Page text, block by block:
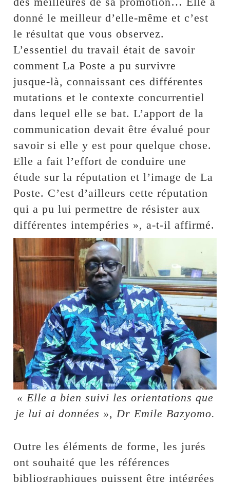
donné le meilleur d’elle-même et c’est
le résultat que vous observez.
L’essentiel du travail était de savoir
comment La Poste a pu survivre
jusque-là, connaissant ces différentes
mutations et le contexte concurrentiel
dans lequel elle se bat. L’apport de la
communication devait être évalué pour
savoir si elle y est pour quelque chose.
Elle a fait l’effort de conduire une
étude sur la réputation et l’image de La
Poste. C’est d’ailleurs cette réputation
qui a pu lui permettre de résister aux
différentes intempéries », a-t-il affirmé.
« Elle a bien suivi les orientations que
je lui ai données », Dr Emile Bazyomo.
Outre les éléments de forme, les jurés
ont souhaité que les références
bibliographiques puissent être intégrées